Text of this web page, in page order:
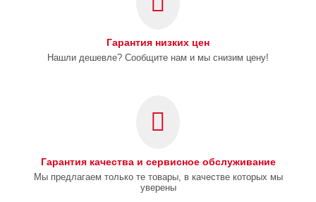
Гарантия низких цен
Нашли дешевле? Сообщите нам и мы снизим цену!
Гарантия качества и сервисное обслуживание
Мы предлагаем только те товары, в качестве которых мы
уверены